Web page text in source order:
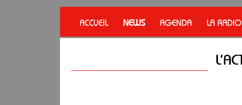
ACCUEIL NEWS AGENDA LA RADIO